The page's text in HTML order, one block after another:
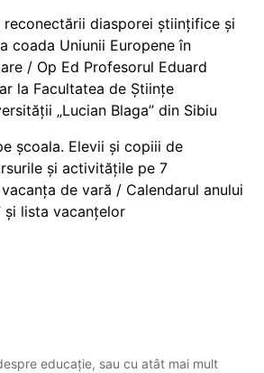
reconectării diasporei științifice și
coada Uniunii Europene în
/ Op Ed Profesorul Eduard
la Facultatea de Științe
„Lucian Blaga” din Sibiu
școala. Elevii și copiii de
și activitățile pe 7
de vară / Calendarul anului
lista vacanțelor
educație, sau cu atât mai mult